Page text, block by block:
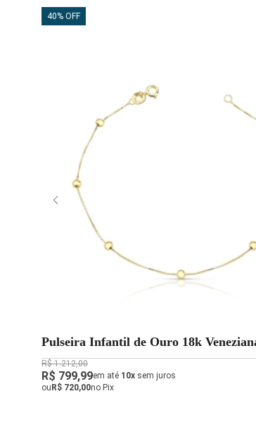
40% OFF
Pulseira Infantil de Ouro 18k
Bolinhas
R$ 1.212,00
R$ 799,99em até 10x sem juros
ouR$ 720,00no Pix